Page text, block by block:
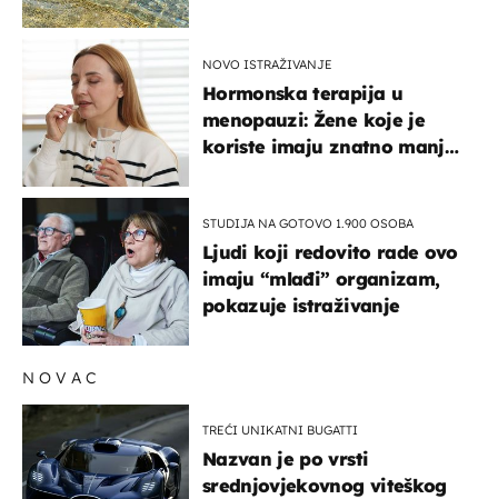
NOVO ISTRAŽIVANJE
Hormonska terapija u
menopauzi: Žene koje je
koriste imaju znatno manji
STUDIJA NA GOTOVO 1.900 OSOBA
Ljudi koji redovito rade ovo
imaju “mlađi” organizam,
pokazuje istraživanje
NOVAC
TREĆI UNIKATNI BUGATTI
Nazvan je po vrsti
srednjovjekovnog viteškog